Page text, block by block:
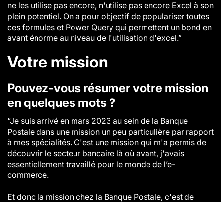
ne les utilise pas encore, n'utilise pas encore Excel à son
plein potentiel. On a pour objectif de populariser toutes
ces formules et Power Query qui permettent un bond en
avant énorme au niveau de l'utilisation d'excel.”
Votre mission
Pouvez-vous résumer votre mission
en quelques mots ?
“Je suis arrivé en mars 2023 au sein de la Banque
Postale dans une mission un peu particulière par rapport
à mes spécialités. C'est une mission qui m'a permis de
découvrir le secteur bancaire là où avant, j'avais
essentiellement travaillé pour le monde de l’e-
commerce.
Et donc la mission chez la Banque Postale, c'est de